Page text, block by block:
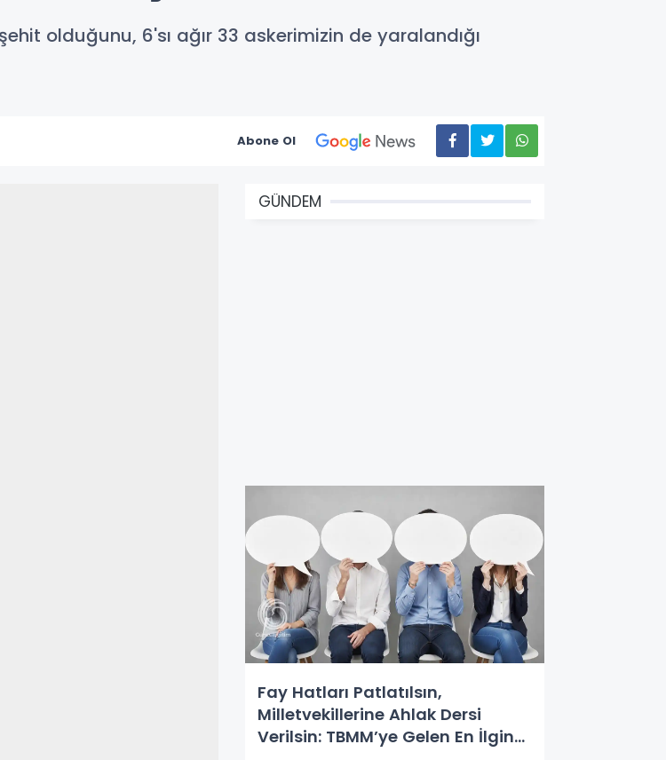
olduğunu, 6'sı ağır 33 askerimizin de yaralandığı
Abone Ol
GÜNDEM
Fay Hatları Patlatılsın,
Milletvekillerine Ahlak Dersi
Verilsin: TBMM’ye Gelen En İlginç